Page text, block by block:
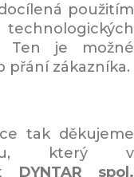
použitím
technologických
Ten je možné
zákazníka.
tak děkujeme
který v
DYNTAR spol.